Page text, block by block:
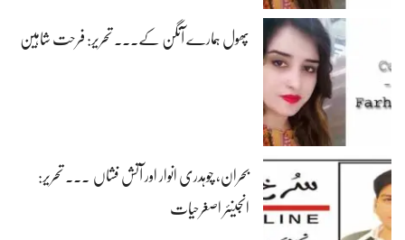
پھول ہمارے آنگن کے۔۔۔ تحریر: فرحت شاہین
بحران، چوہدری انوار اور آتش فشاں ۔۔۔ تحریر:
انجینئر اصغرحیات